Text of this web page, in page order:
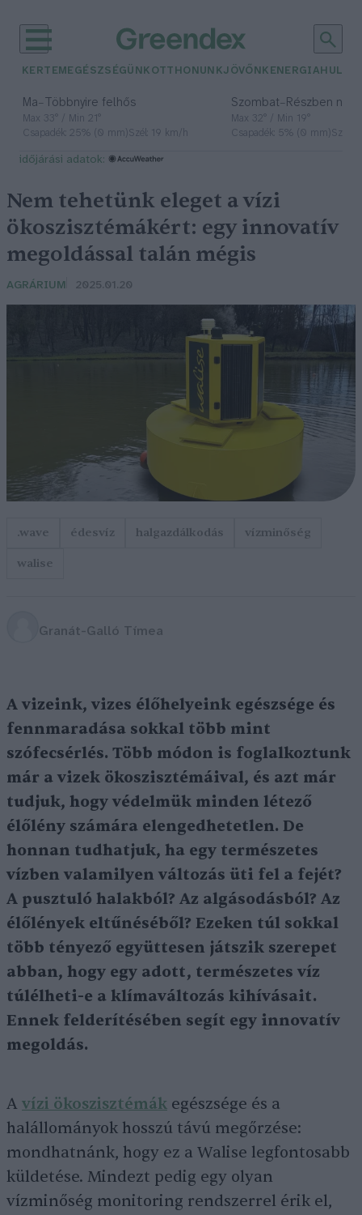
KERTEM EGÉSZSÉGÜNK OTTHONUNKJÖVŐNK ENERGIA
Ma– Többnyire felhős
Max 33° / Min 21°
Csapadék: 25% (0 mm)Szél: 19 km/h
Szombat– Részben
Max 32° / Min 19°
Csapadék: 5% (0 mm)Szél:
időjárási adatok:
Nem tehetünk eleget a vízi
ökoszisztémákért: egy innovatív
megoldással talán mégis
AGRÁRIUM 2025.01.20
.wave édesvíz halgazdálkodás
vízminőség
walise
Granát-Galló Tímea
A vizeink, vizes élőhelyeink egészsége és
fennmaradása sokkal több mint
szófecsérlés. Több módon is foglalkoztunk
már a vizek ökoszisztémáival, és azt már
tudjuk, hogy védelmük minden létező
élőlény számára elengedhetetlen. De
honnan tudhatjuk, ha egy természetes
vízben valamilyen változás üti fel a fejét?
A pusztuló halakból? Az algásodásból? Az
élőlények eltűnéséből? Ezeken túl sokkal
több tényező együttesen játszik szerepet
abban, hogy egy adott, természetes víz
túlélheti-e a klímaváltozás kihívásait.
Ennek felderítésében segít egy innovatív
megoldás.
A vízi ökoszisztémák egészsége és a
halállományok hosszú távú megőrzése:
mondhatnánk, hogy ez a Walise legfontosabb
küldetése. Mindezt pedig egy olyan
vízminőség monitoring rendszerrel érik el,